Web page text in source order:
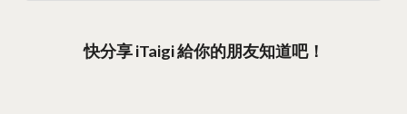
快分享 iTaigi 給你的朋友知道吧！